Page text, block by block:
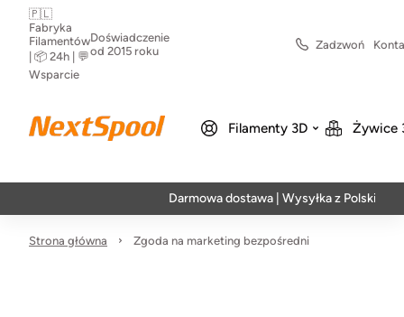
🇵🇱
Fabryka
Filamentów
| 📦 24h | 💬
Wsparcie
Doświadczenie
od 2015 roku
Zadzwoń
Filamenty 3D Żywice
Darmowa dostawa | Wysyłka z Polski |
Strona główna Zgoda na marketing bezpośredni